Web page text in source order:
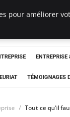
ENTREPRISE
TÉMOIGNAGES
Tout ce qu’il
pour améliorer